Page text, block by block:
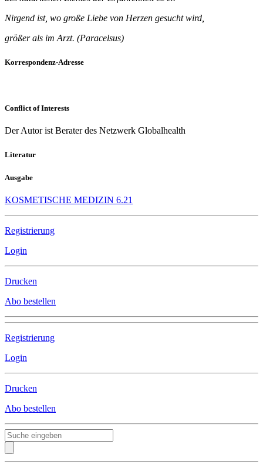
Nirgend ist, wo große Liebe von Herzen gesucht wird,
größer als im Arzt. (Paracelsus)
Korrespondenz-Adresse
Conflict of Interests
Der Autor ist Berater des Netzwerk Globalhealth
Literatur
Ausgabe
KOSMETISCHE MEDIZIN 6.21
Registrierung
Login
Drucken
Abo bestellen
Registrierung
Login
Drucken
Abo bestellen